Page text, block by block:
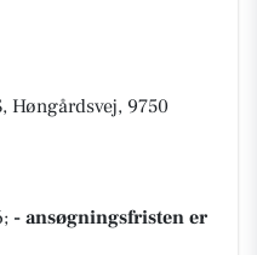
Høngårdsvej, 9750
- ansøgningsfristen er